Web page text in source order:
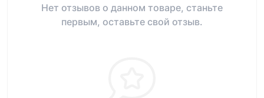
Нет отзывов о данном товаре, станьте
первым, оставьте свой отзыв.